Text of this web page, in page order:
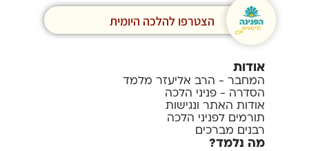
הצטרפו להלכה היומית
אודות
המחבר - הרב אליעזר מלמד
הסדרה - פניני הלכה
אודות האתר ונגישות
תורמים לפניני הלכה
רבנים מברכים
מה נלמד?